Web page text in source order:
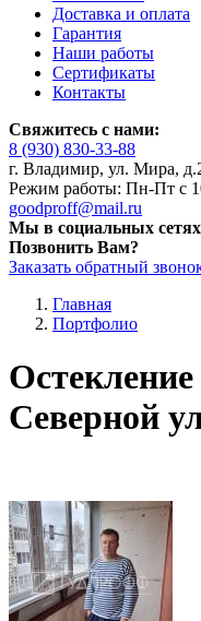
Доставка и оплата
Гарантия
Наши работы
Сертификаты
Контакты
Свяжитесь с нами:
8 (930) 830-33-88
г. Владимир, ул. Мира,
Режим работы: Пн-Пт с
goodproff@mail.ru
Мы в социальных
Позвонить Вам?
Заказать обратный
Главная
Портфолио
Северной